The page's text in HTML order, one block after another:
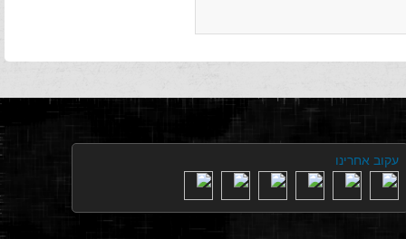
עקוב אחרינו